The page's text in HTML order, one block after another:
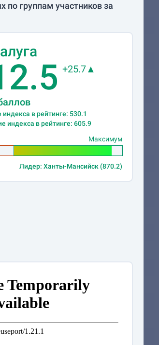
группам участников за
+25.7▲
в рейтинге: 530.1
индекса в рейтинге: 605.9
Максимум
Лидер: Ханты-Мансийск (870.2)